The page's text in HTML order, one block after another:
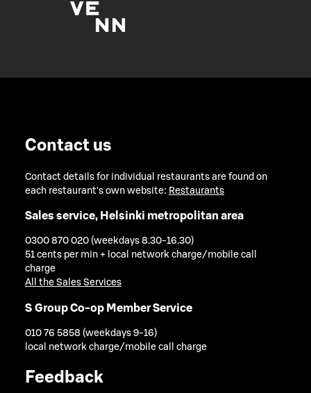
Contact us
Contact details for individual restaurants are found on
each restaurant's own website: Restaurants
Sales service, Helsinki metropolitan area
0300 870 020 (weekdays 8.30-16.30)
51 cents per min + local network charge/mobile call
charge
All the Sales Services
S Group Co-op Member Service
010 76 5858 (weekdays 9-16)
local network charge/mobile call charge
Feedback